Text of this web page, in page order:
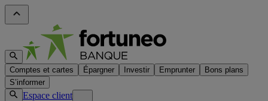
Comptes et cartes Épargner Investir Emprunter
Bons plans
S’informer
Espace client